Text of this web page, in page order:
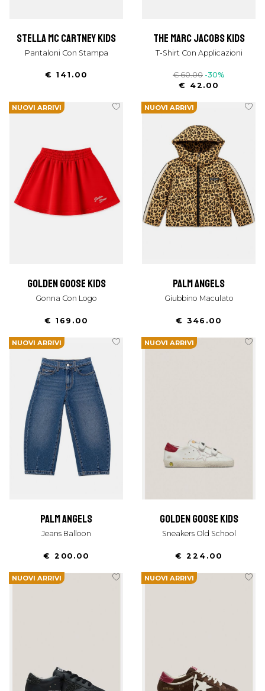
stella mc cartney kids
Pantaloni Con Stampa
€ 141.00
the marc jacobs kids
T-Shirt Con Applicazioni
€ 60.00 -30%
€ 42.00
NUOVI ARRIVI
golden goose kids
Gonna Con Logo
€ 169.00
NUOVI ARRIVI
palm angels
Giubbino Maculato
€ 346.00
NUOVI ARRIVI
palm angels
Jeans Balloon
€ 200.00
NUOVI ARRIVI
golden goose kids
Sneakers Old School
€ 224.00
NUOVI ARRIVI NUOVI ARRIVI